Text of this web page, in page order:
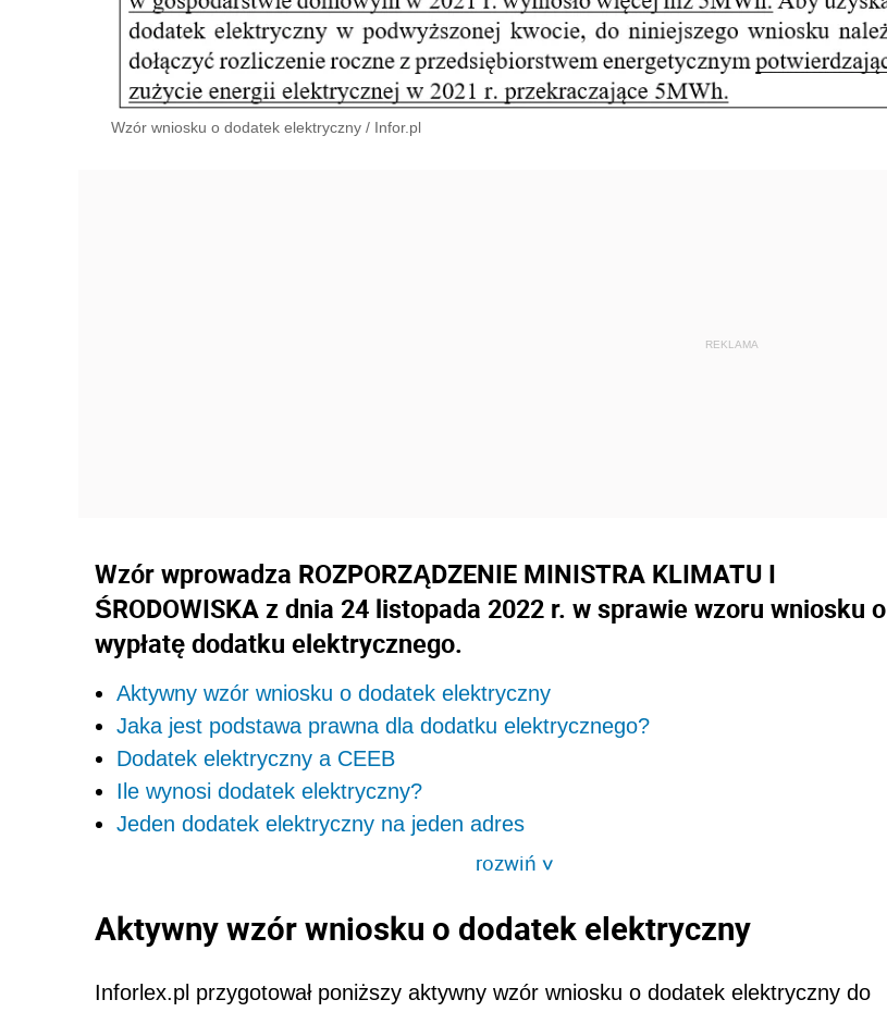
Wzór wniosku o dodatek elektryczny / Infor.pl
Wzór wprowadza ROZPORZĄDZENIE MINISTRA KLIMATU I
ŚRODOWISKA z dnia 24 listopada 2022 r. w sprawie wzoru wniosku o
wypłatę dodatku elektrycznego.
Aktywny wzór wniosku o dodatek elektryczny
Jaka jest podstawa prawna dla dodatku elektrycznego?
Dodatek elektryczny a CEEB
Ile wynosi dodatek elektryczny?
Jeden dodatek elektryczny na jeden adres
rozwiń>
Aktywny wzór wniosku o dodatek elektryczny
Inforlex.pl przygotował poniższy aktywny wzór wniosku o dodatek elektryczny do